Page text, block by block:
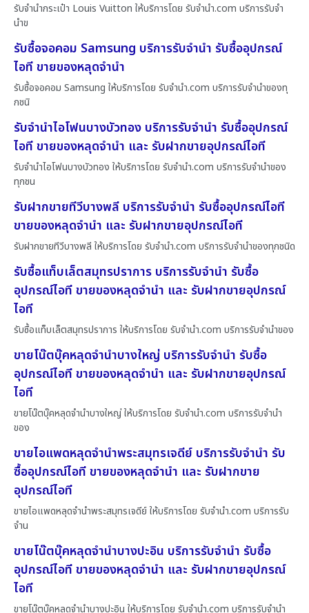
รับจำนำกระเป๋า Louis Vuitton ให้บริการโดย รับจํานํา.com บริการรับจำ
นำข
รับซื้อจอคอม Samsung บริการรับจำนำ รับซื้ออุปกรณ์
ไอที ขายของหลุดจำนำ
รับซื้อจอคอม Samsung ให้บริการโดย รับจํานํา.com บริการรับจำนำของทุ
กชนิ
รับจำนำไอโฟนบางบัวทอง บริการรับจำนำ รับซื้ออุปกรณ์
ไอที ขายของหลุดจำนำ และ รับฝากขายอุปกรณ์ไอที
รับจำนำไอโฟนบางบัวทอง ให้บริการโดย รับจํานํา.com บริการรับจำนำของ
ทุกชน
รับฝากขายทีวีบางพลี บริการรับจำนำ รับซื้ออุปกรณ์ไอที
ขายของหลุดจำนำ และ รับฝากขายอุปกรณ์ไอที
รับฝากขายทีวีบางพลี ให้บริการโดย รับจํานํา.com บริการรับจำนำของทุกชนิด
รับซื้อแท็บเล็ตสมุทรปราการ บริการรับจำนำ รับซื้อ
อุปกรณ์ไอที ขายของหลุดจำนำ และ รับฝากขายอุปกรณ์
ไอที
รับซื้อแท็บเล็ตสมุทรปราการ ให้บริการโดย รับจํานํา.com บริการรับจำนำของ
ขายโน๊ตบุ๊คหลุดจำนำบางใหญ่ บริการรับจำนำ รับซื้อ
อุปกรณ์ไอที ขายของหลุดจำนำ และ รับฝากขายอุปกรณ์
ไอที
ขายโน๊ตบุ๊คหลุดจำนำบางใหญ่ ให้บริการโดย รับจํานํา.com บริการรับจำนำ
ของ
ขายไอแพดหลุดจำนำพระสมุทรเจดีย์ บริการรับจำนำ รับ
ซื้ออุปกรณ์ไอที ขายของหลุดจำนำ และ รับฝากขาย
อุปกรณ์ไอที
ขายไอแพดหลุดจำนำพระสมุทรเจดีย์ ให้บริการโดย รับจํานํา.com บริการรับ
จำน
ขายโน๊ตบุ๊คหลุดจำนำบางปะอิน บริการรับจำนำ รับซื้อ
อุปกรณ์ไอที ขายของหลุดจำนำ และ รับฝากขายอุปกรณ์
ไอที
ขายโน๊ตบุ๊คหลุดจำนำบางปะอิน ให้บริการโดย รับจํานํา.com บริการรับจำนำ